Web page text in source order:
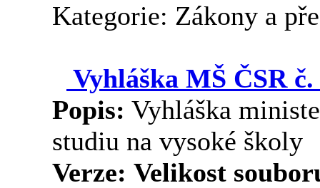
Kategorie: Zákony a
Vyhláška MŠ ČSR č.
Popis: Vyhláška
studiu na vysoké školy
Verze: Velikost